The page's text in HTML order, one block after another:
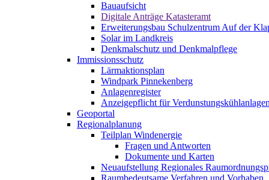
Bauaufsicht
Digitale Anträge Katasteramt
Erweiterungsbau Schulzentrum Auf der
Solar im Landkreis
Denkmalschutz und Denkmalpflege
Immissionsschutz
Lärmaktionsplan
Windpark Pinnekenberg
Anlagenregister
Anzeigepflicht für
Geoportal
Regionalplanung
Teilplan Windenergie
Fragen und Antworten
Dokumente und Karten
Neuaufstellung Regionales
Raumbedeutsame Verfahren und Vorhaben